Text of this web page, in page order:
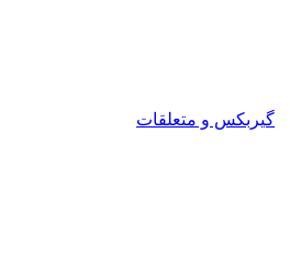
گیربکس و متعلقات